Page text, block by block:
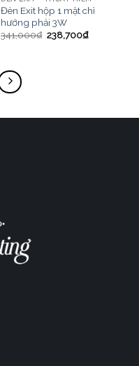
Đèn Exit hộp 1 mặt chỉ
hướng phải 3W
341,000₫ 238,700₫